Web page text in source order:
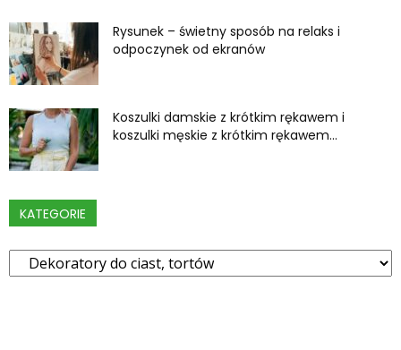
Rysunek – świetny sposób na relaks i
odpoczynek od ekranów
Koszulki damskie z krótkim rękawem i
koszulki męskie z krótkim rękawem...
KATEGORIE
Kategorie